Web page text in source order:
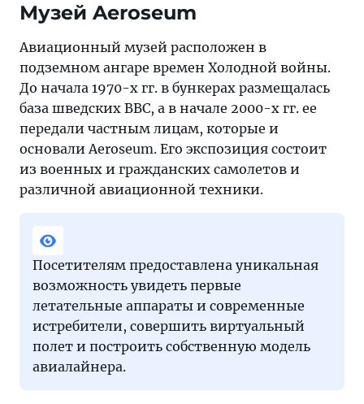
Музей Aeroseum
Авиационный музей расположен в
подземном ангаре времен Холодной войны.
До начала 1970-х гг. в бункерах размещалась
база шведских ВВС, а в начале 2000-х гг. ее
передали частным лицам, которые и
основали Aeroseum. Его экспозиция состоит
из военных и гражданских самолетов и
различной авиационной техники.
Посетителям предоставлена уникальная
возможность увидеть первые
летательные аппараты и современные
истребители, совершить виртуальный
полет и построить собственную модель
авиалайнера.